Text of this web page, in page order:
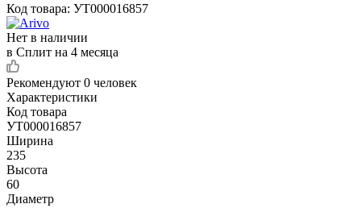
Код товара: УТ000016857
Нет в наличии
в Сплит на 4 месяца
Рекомендуют 0 человек
Характеристики
Код товара
УТ000016857
Ширина
235
Высота
60
Диаметр